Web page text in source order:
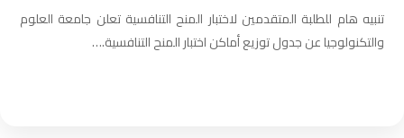
تنبيه هام للطلبة المتقدمين لاختبار المنح التنافسية ​تعلن جامعة العلوم
والتكنولوجيا عن جدول توزيع أماكن اختبار المنح التنافسية.…